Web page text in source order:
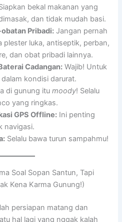
bekal makanan yang
dan tidak mudah basi.
Pribadi: Jangan pernah
plester luka, antiseptik, perban,
dan obat pribadi lainnya.
Cadangan: Wajib! Untuk
kondisi darurat.
di gunung itumoody! Selalu
yang ringkas.
GPS Offline: Ini penting
navigasi.
Selalu bawa turun sampahmu!
Soal Sopan Santun, Tapi
Kena Karma Gunung!)
persiapan matang dan
hal lagi yang nggak kalah